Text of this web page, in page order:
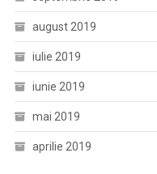
august 2019
iulie 2019
iunie 2019
mai 2019
aprilie 2019